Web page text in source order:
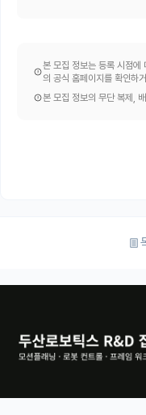
본 모집 정보는 등록 시점에
의 공식 홈페이지를 확인하
본 모집 정보의 무단 복제,